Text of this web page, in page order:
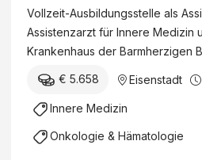
Vollzeit-Ausbildungsstelle als
Assistenzarzt für Innere Medizin
Krankenhaus der Barmherzigen
€ 5.658 Eisenstadt
Innere Medizin
Onkologie & Hämatologie